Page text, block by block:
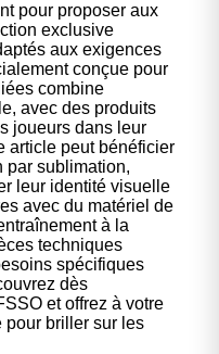
pour proposer aux
exclusive
aux exigences
conçue pour
combine
avec des produits
joueurs dans leur
article peut bénéficier
par sublimation,
leur identité visuelle
avec du matériel de
à la
techniques
spécifiques
dès
et offrez à votre
pour briller sur les